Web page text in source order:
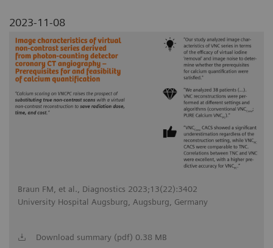
2023-11-08
Braun FM, et al., Diagnostics 2023;13(22):3402
University Hospital Augsburg, Augsburg, Germany
Download summary (pdf) 0.38 MB